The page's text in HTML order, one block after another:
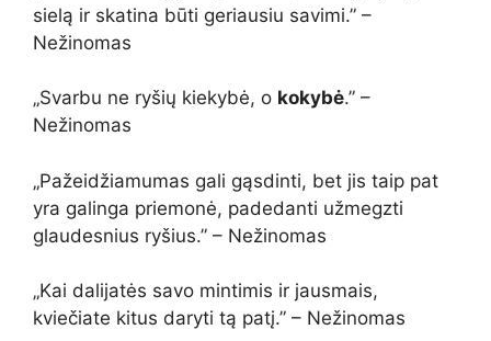
sielą ir skatina būti geriausiu savimi.” –
Nežinomas
„Svarbu ne ryšių kiekybė, o kokybė.” –
Nežinomas
„Pažeidžiamumas gali gąsdinti, bet jis taip pat
yra galinga priemonė, padedanti užmegzti
glaudesnius ryšius.” – Nežinomas
„Kai dalijatės savo mintimis ir jausmais,
kviečiate kitus daryti tą patį.” – Nežinomas